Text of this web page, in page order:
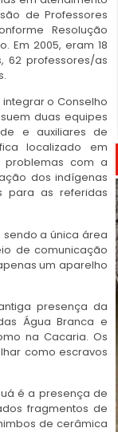
de Professores
Resolução
Em 2005, eram 18
62 professores/as
o Conselho
duas equipes
e auxiliares de
localizado em
problemas com a
dos indígenas
para as referidas
sendo a única área
de comunicação
um aparelho
presença da
Água Branca e
na Cacaria. Os
como escravos
é a presença de
fragmentos de
de cerâmica